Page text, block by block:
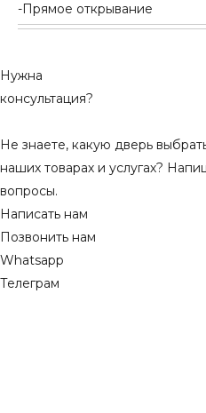
Прямое открывание
Нужна
консультация?
Не знаете, какую дверь
наших товарах и услугах?
вопросы.
Написать нам
Позвонить нам
Whatsapp
Телеграм